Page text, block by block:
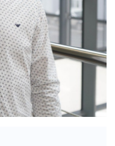
о